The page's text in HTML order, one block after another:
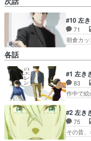
#10 左
71
朝倉カ
なりた
積み重
いても
かいい
たが、
の結果
各話
#1 左き
83
作中で
の将来
な天才
に苦悩
なかっ
#2 左き
75
その昔